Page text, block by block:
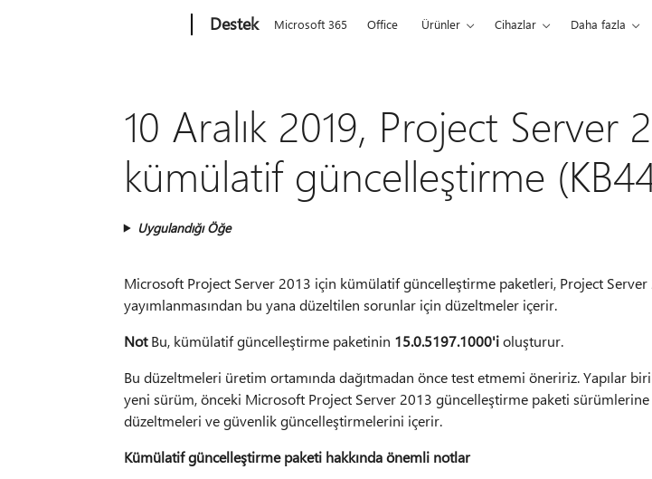
Destek Microsoft 365 Office Ürünler Cihazlar Daha fazla
10 Aralık 2019, Project Server
kümülatif güncelleştirme
Uygulandığı Öğe
Microsoft Project Server 2013 için kümülatif güncelleştirme paketleri, Project
yayımlanmasından bu yana düzeltilen sorunlar için düzeltmeler içerir.
NotBu, kümülatif güncelleştirme paketinin 15.0.5197.1000'ioluşturur.
Bu düzeltmeleri üretim ortamında dağıtmadan önce test etmemi öneririz. Yapılar
yeni sürüm, önceki Microsoft Project Server 2013 güncelleştirme paketi
düzeltmeleri ve güvenlik güncelleştirmelerini içerir.
Kümülatif güncelleştirme paketi hakkında önemli notlar